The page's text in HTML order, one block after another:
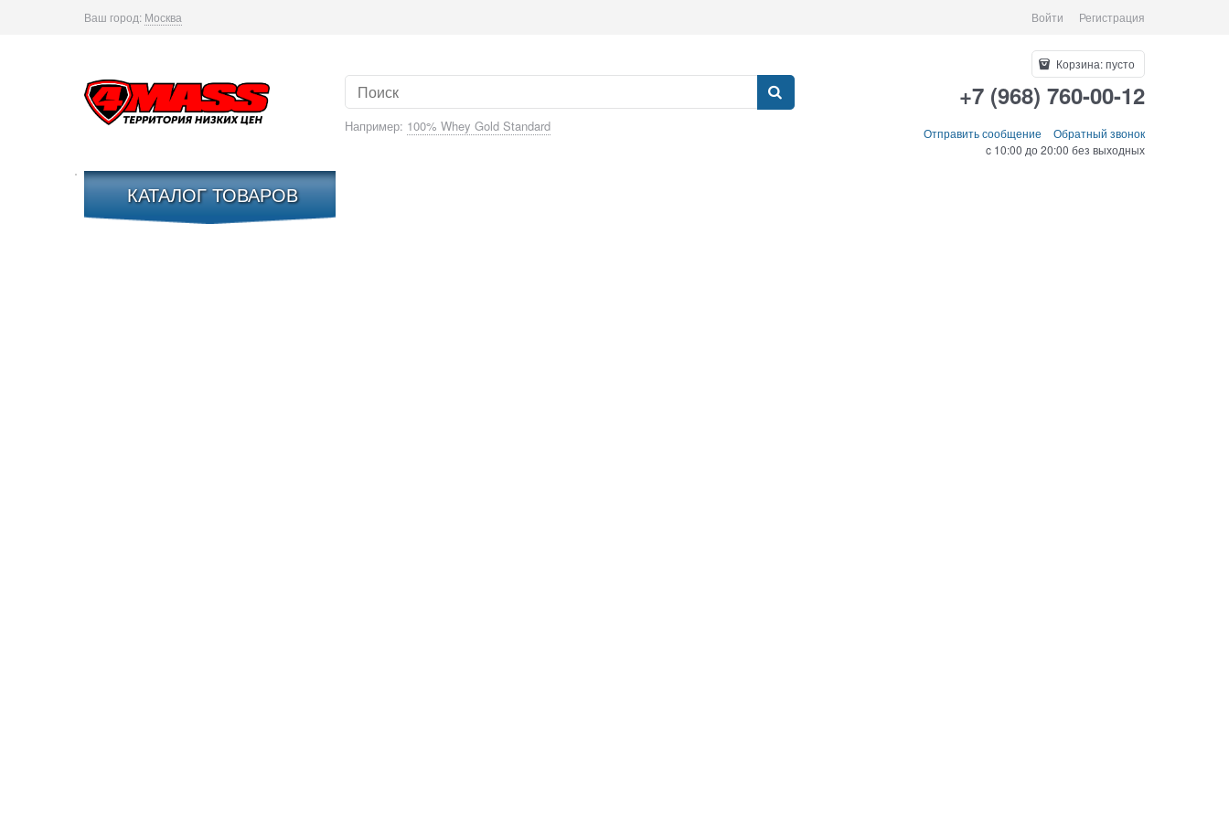
Ваш город: Москва Войти Регистрация
Например: 100% Whey Gold Standard
Корзина:пусто
+7 (968) 760-00-12
Отправить сообщение
Обратный звонок
c 10:00 до 20:00 без выходных
КАТАЛОГ ТОВАРОВ